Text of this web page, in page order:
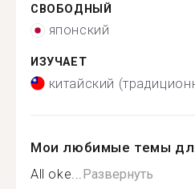
СВОБОДНЫЙ
японский
ИЗУЧАЕТ
китайский
Мои любимые темы
All oke... Развернуть